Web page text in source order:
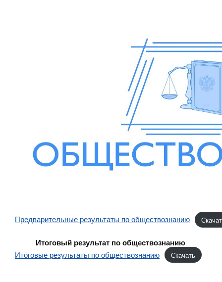
Предварительные результаты по обществознанию
Итоговый результат по обществознанию
Итоговые результаты по обществознанию Скачать